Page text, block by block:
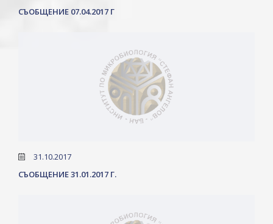
СЪОБЩЕНИЕ 07.04.2017 Г
31.10.2017
СЪОБЩЕНИЕ 31.01.2017 Г.